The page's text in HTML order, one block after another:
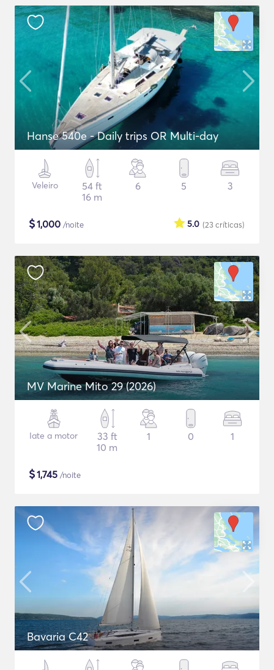
Hanse 540e - Daily trips OR Multi-day
Veleiro
54 ft
16 m
6 5 3
$1,000 /noite (23críticas)
5.0
MV Marine Mito 29 (2026)
Iate a motor
33 ft
10 m
1 0 1
$1,745 /noite
Bavaria C42